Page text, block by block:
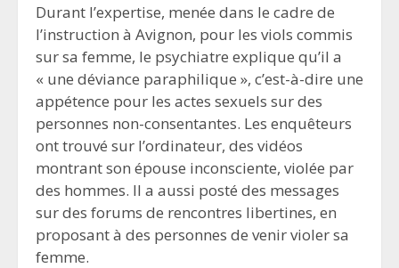
Durant l’expertise, menée dans le cadre de
l’instruction à Avignon, pour les viols commis
sur sa femme, le psychiatre explique qu’il a
« une déviance paraphilique », c’est-à-dire une
appétence pour les actes sexuels sur des
personnes non-consentantes. Les enquêteurs
ont trouvé sur l’ordinateur, des vidéos
montrant son épouse inconsciente, violée par
des hommes. Il a aussi posté des messages
sur des forums de rencontres libertines, en
proposant à des personnes de venir violer sa
femme.